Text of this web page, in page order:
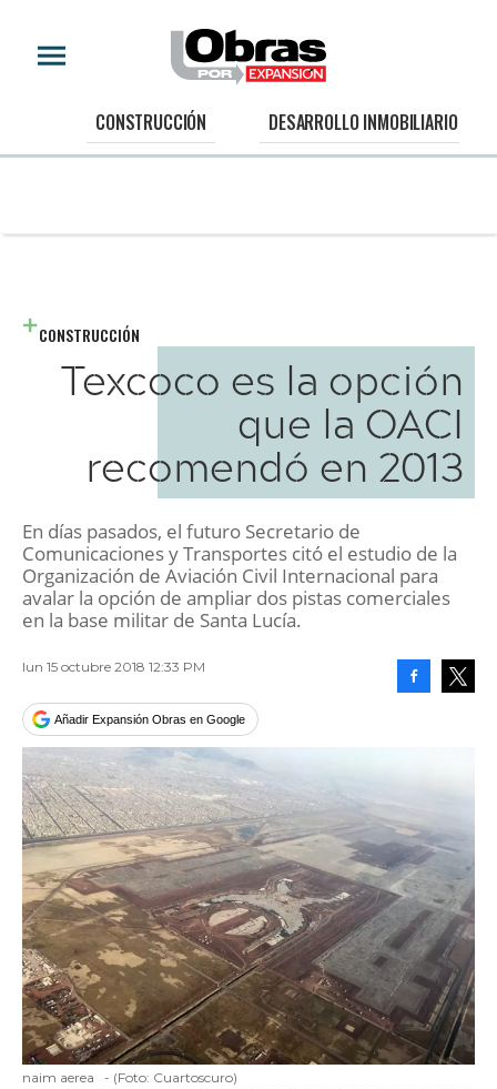
CONSTRUCCIÓN DESARROLLO INMOBILIARIO
CONSTRUCCIÓN
Texcoco es la opción
que la OACI
recomendó en 2013
En días pasados, el futuro Secretario de
Comunicaciones y Transportes citó el estudio de la
Organización de Aviación Civil Internacional para
avalar la opción de ampliar dos pistas comerciales
en la base militar de Santa Lucía.
lun 15 octubre 2018 12:33 PM
Añadir Expansión Obras en Google
naim aerea - (Foto: Cuartoscuro)